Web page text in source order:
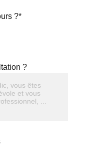
?*
?